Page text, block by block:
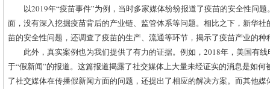
以2019年“疫苗事件”为例，当时多家媒体纷纷报道了疫苗的安全性问
面，没有深入挖掘疫苗背后的产业链、监管体系等问题。相比之下，新华
苗的安全性问题，还调查了疫苗的生产、流通等环节，揭示了疫苗产业的种
此外，真实案例也为我们提供了有力的证据。例如，2018年，美国有
于“假新闻”的报道。这篇报道揭露了社交媒体上大量未经证实的消息是如
了社交媒体在传播假新闻方面的问题，还提出了相应的解决方案。而其他